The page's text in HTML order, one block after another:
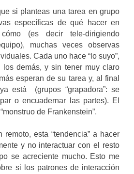
si planteas una tarea en grupo
específicas de qué hacer en
(es decir tele-dirigiendo
muchas veces observas
Cada uno hace “lo suyo”,
los demás, y sin tener muy claro
esperan de su tarea y, al final
está (grupos “grapadora”: se
o encuadernar las partes). El
de Frankenstein”.
esta “tendencia” a hacer
y no interactuar con el resto
se acreciente mucho. Esto me
si los patrones de interacción